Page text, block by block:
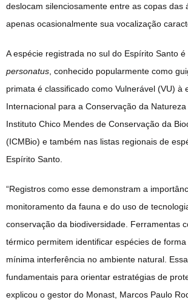
deslocam silenciosamente entre as copas das
apenas ocasionalmente sua vocalização
A espécie registrada no sul do Espírito Santo é
personatus , conhecido popularmente como
primata é classificado como Vulnerável (VU) à
Internacional para a Conservação da
Instituto Chico Mendes de Conservação da
(ICMBio) e também nas listas regionais de
Espírito Santo.
“Registros como esse demonstram a
monitoramento da fauna e do uso de
conservação da biodiversidade. Ferramentas
térmico permitem identificar espécies de
mínima interferência no ambiente natural.
fundamentais para orientar estratégias de
explicou o gestor do Monast, Marcos Paulo